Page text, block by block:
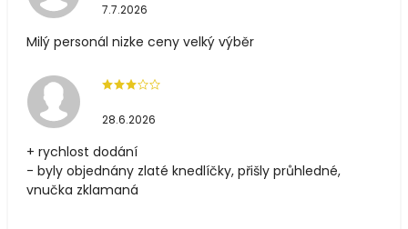
7.7.2026
Milý personál nizke ceny velký výběr
28.6.2026
+ rychlost dodání
- byly objednány zlaté knedlíčky, přišly průhledné,
vnučka zklamaná